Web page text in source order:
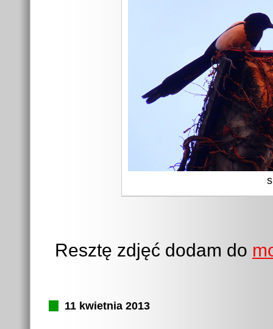
Resztę zdjęć dodam do
11 kwietnia 2013